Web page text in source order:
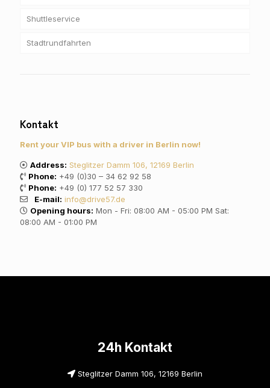
Shuttleservice
Stadtrundfahrten
Kontakt
Rent your VIP bus with a driver in Berlin now!
Address: Steglitzer Damm 106, 12169 Berlin
Phone: +49 (0)30 – 34 62 92 58
Phone: +49 (0) 177 52 57 330
E-mail: info@drive57.de
Opening hours: Mon - Fri: 08:00 AM - 05:00 PM Sat:
08:00 AM - 01:00 PM
24h Kontakt
Steglitzer Damm 106, 12169 Berlin